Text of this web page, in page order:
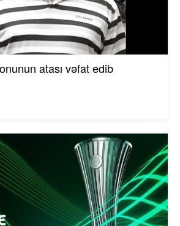
atası vəfat edib